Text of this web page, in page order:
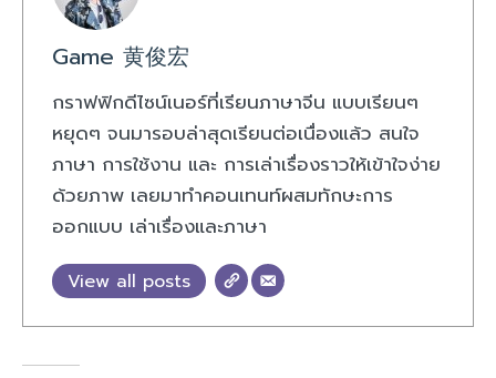
Game 黄俊宏
กราฟฟิกดีไซน์เนอร์ที่เรียนภาษาจีน แบบเรียนๆ
หยุดๆ จนมารอบล่าสุดเรียนต่อเนื่องแล้ว สนใจ
ภาษา การใช้งาน และ การเล่าเรื่องราวให้เข้าใจง่าย
ด้วยภาพ เลยมาทำคอนเทนท์ผสมทักษะการ
ออกแบบ เล่าเรื่องและภาษา
View all posts